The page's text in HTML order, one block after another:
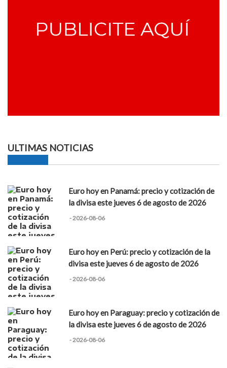
ULTIMAS NOTICIAS
Euro hoy en Panamá: precio y cotización de
la divisa este jueves 6 de agosto de 2026
- 2026-08-06
Euro hoy en Perú: precio y cotización de la
divisa este jueves 6 de agosto de 2026
- 2026-08-06
Euro hoy en Paraguay: precio y cotización de
la divisa este jueves 6 de agosto de 2026
- 2026-08-06